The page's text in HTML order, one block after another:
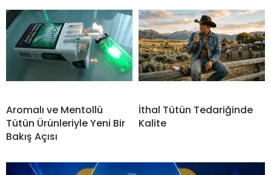
Aromalı ve Mentollü
Tütün Ürünleriyle Yeni Bir
Bakış Açısı
İthal Tütün Tedariğinde
Kalite